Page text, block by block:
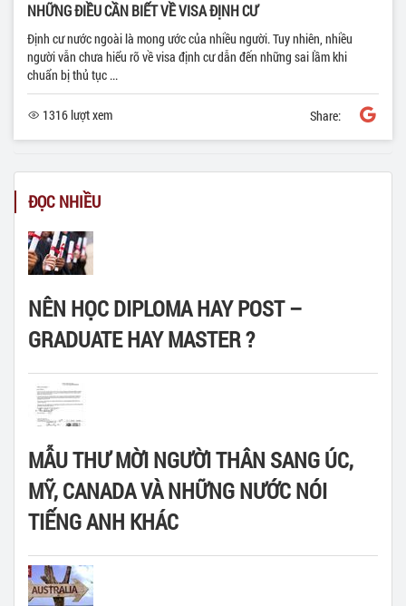
NHỮNG ĐIỀU CẦN BIẾT VỀ VISA ĐỊNH CƯ
Định cư nước ngoài là mong ước của nhiều người. Tuy nhiên, nhiều
người vẫn chưa hiểu rõ về visa định cư dẫn đến những sai lầm khi
chuẩn bị thủ tục ...
1316 lượt xem Share:
ĐỌC NHIỀU
NÊN HỌC DIPLOMA HAY POST –
GRADUATE HAY MASTER ?
MẪU THƯ MỜI NGƯỜI THÂN SANG ÚC,
MỸ, CANADA VÀ NHỮNG NƯỚC NÓI
TIẾNG ANH KHÁC